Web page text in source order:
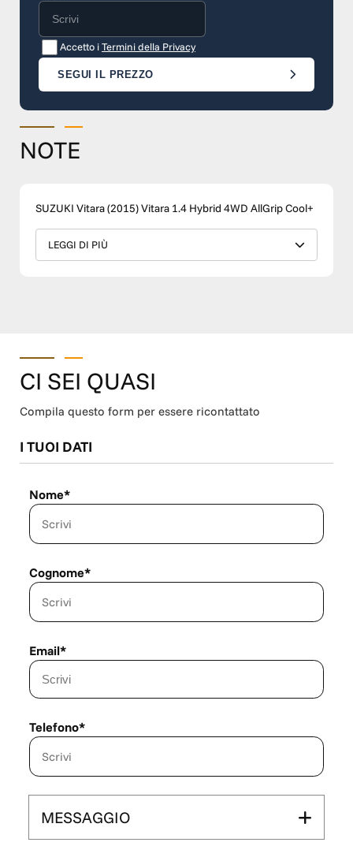
Accetto iTermini della Privacy
SEGUI IL PREZZO
NOTE
SUZUKI Vitara (2015) Vitara 1.4 Hybrid 4WD AllGrip Cool+
LEGGI DI PIÙ
CI SEI QUASI
Compila questo form per essere ricontattato
I TUOI DATI
Nome*
Cognome*
Email*
Telefono*
MESSAGGIO